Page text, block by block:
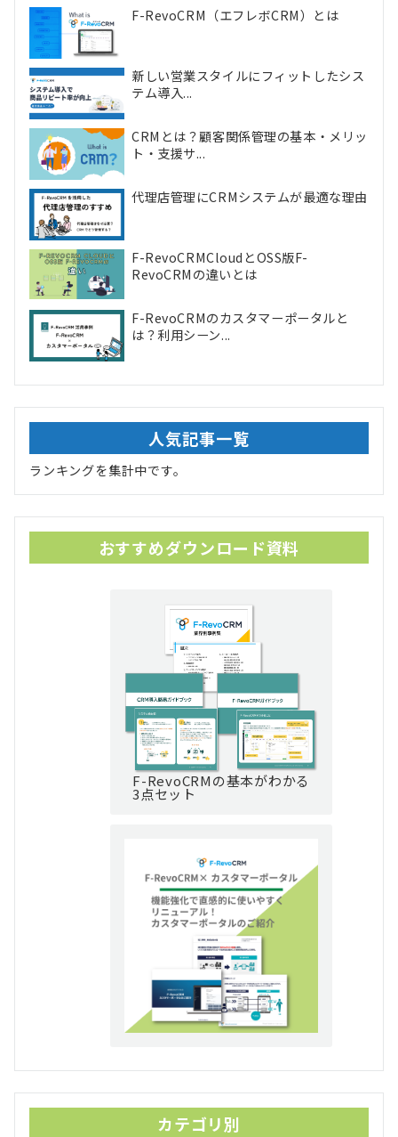
F-RevoCRM（エフレボCRM）とは
新しい営業スタイルにフィットしたシス
テム導入...
CRMとは？顧客関係管理の基本・メリッ
ト・支援サ...
代理店管理にCRMシステムが最適な理由
F-RevoCRMCloudとOSS版F-
RevoCRMの違いとは
F-RevoCRMのカスタマーポータルと
は？利用シーン...
人気記事一覧
ランキングを集計中です。
おすすめダウンロード資料
F-RevoCRMの基本がわかる
3点セット
カテゴリ別